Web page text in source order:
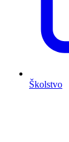
Školstvo